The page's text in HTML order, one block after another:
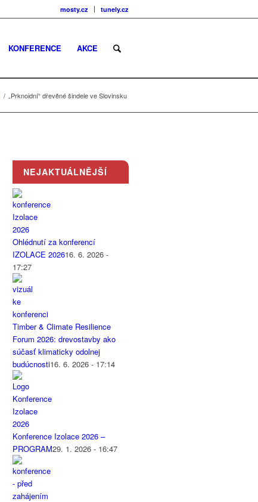
mosty.cz tunely.cz
KONFERENCE AKCE
/ „Prknoidní“ dřevěné šindele ve Slovinsku
NEJAKTUÁLNĚJŠÍ
Ohlédnutí za konferencí
IZOLACE 202616. 6. 2026 -
17:27
Timber & Climate Resilience
Forum 2026: drevostavby ako
súčasť klimaticky odolnej
budúcnosti16. 6. 2026 - 17:14
Konference Izolace 2026 –
PROGRAM29. 1. 2026 - 16:47